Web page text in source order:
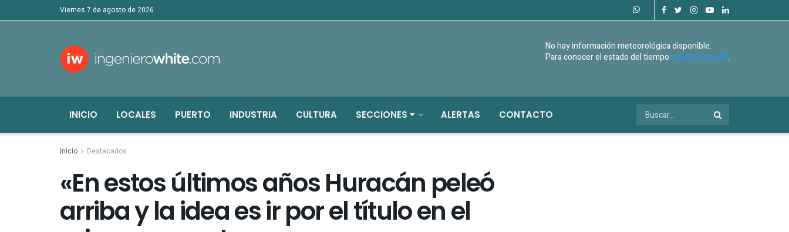
viernes 7 de agosto de 2026
No hay información meteorológica disponible.
Para conocer el estado del tiempohaga click aquÃ­.
INICIO LOCALES PUERTO INDUSTRIA CULTURA SECCIONES ALERTAS CONTACTO
Inicio Destacados
«En estos últimos años Huracán peleó
arriba y la idea es ir por el título en el